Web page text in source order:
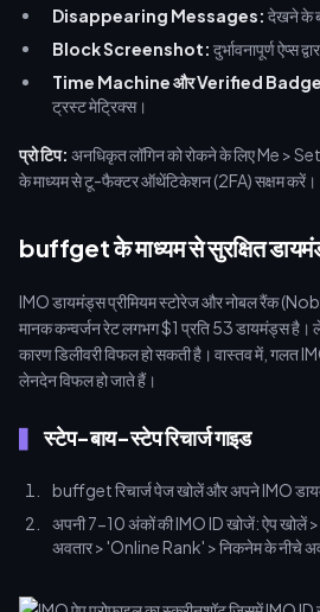
Disappearing Messages: देखने के
Block Screenshot: दुर्भावनापूर्ण ऐप्स
Time Machine और Verified
ट्रस्ट मेट्रिक्स।
प्रो टिप: अनधिकृत लॉगिन को रोकने के लिए Me
के माध्यम से टू-फैक्टर ऑथेंटिकेशन (2FA) सक्षम करें।
buffget के माध्यम से सुरक्षित
IMO डायमंड्स प्रीमियम स्टोरेज और नोबल रैंक
मानक कन्वर्जन रेट लगभग $1 प्रति 53 डायमंड्स है।
कारण डिलीवरी विफल हो सकती है। वास्तव में, गलत
लेनदेन विफल हो जाते हैं।
स्टेप-बाय-स्टेप रिचार्ज गाइड
buffget रिचार्ज पेज खोलें और अपने IMO
अपनी 7-10 अंकों की IMO ID खोजें: ऐप खोलें
अवतार > 'Online Rank' > निकनेम के नीचे